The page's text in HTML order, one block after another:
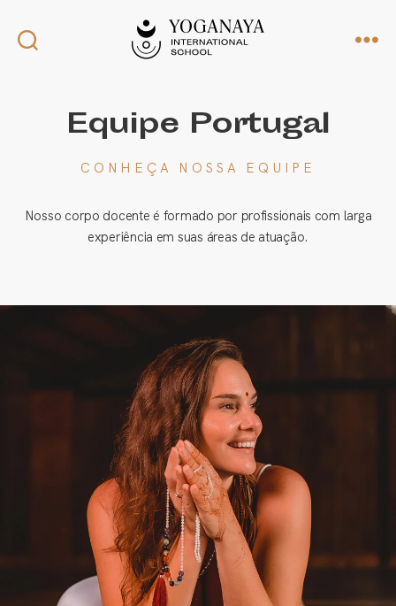
Equipe Portugal
CONHEÇA NOSSA EQUIPE
Nosso corpo docente é formado por profissionais com larga
experiência em suas áreas de atuação.